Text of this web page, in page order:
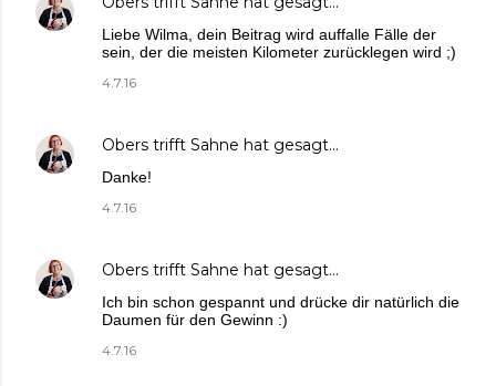
Liebe Wilma, dein Beitrag wird auffalle Fälle der
sein, der die meisten Kilometer zurücklegen wird ;)
4.7.16
Obers trifft Sahne hat gesagt…
Danke!
4.7.16
Obers trifft Sahne hat gesagt…
Ich bin schon gespannt und drücke dir natürlich die
Daumen für den Gewinn :)
4.7.16